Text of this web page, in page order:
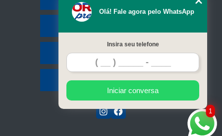
Contato
Mapa do site
1
Olá! Fale agora pelo WhatsApp
Insira seu telefone
Iniciar conversa